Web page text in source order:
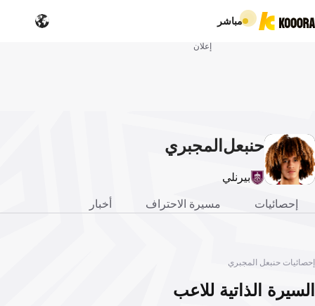
مباشر
إعلان
حنبعل المجبري
بيرنلي
إحصائيات مسيرة الاحتراف أخبار
إحصائيات حنبعل المجبري
السيرة الذاتية للاعب